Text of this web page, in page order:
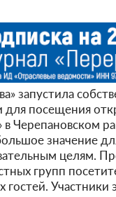
запустила
для посещения
в Черепановском
значение
целям.
групп
гостей.